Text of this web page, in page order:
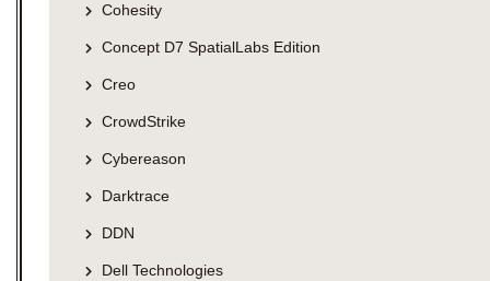
Cohesity
Concept D7 SpatialLabs Edition
Creo
CrowdStrike
Cybereason
Darktrace
DDN
Dell Technologies